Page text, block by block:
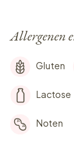
Allergenen
Gluten
Lactose
Noten